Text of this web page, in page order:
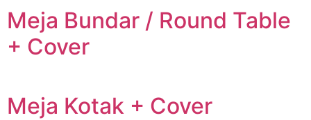
Meja Bundar / Round Table
+ Cover
Meja Kotak + Cover